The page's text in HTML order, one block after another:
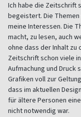
Ich habe die Zeitschrift
begeistert. Die
meine Interessen. Die
macht, zu lesen, auch
ohne dass der Inhalt zu
Zeitschrift schon viele
Aufmachung und Druck
Grafiken voll zur
dass im aktuellen
für ältere Personen
nicht notwendig war.